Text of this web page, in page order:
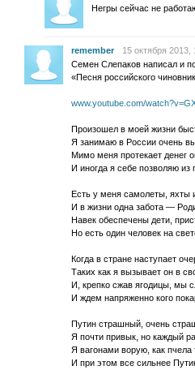
Негры сейчас не
remember
15 октября 2013,
Семен Слепаков написал и
«Песня российского
www.youtube.com/
Произошел в моей жизни
Я занимаю в России очень
Мимо меня протекает денег
И иногда я себе позволяю из
Есть у меня самолеты, яхты
И в жизни одна забота —
Навек обеспечены дети,
Но есть один человек на
Когда в стране наступает
Таких как я вызывает он в
И, крепко сжав ягодицы, мы
И ждем напряженно кого
Путин страшный, очень
Я почти привык, но каждый
Я вагонами ворую, как пчела
И при этом все сильнее